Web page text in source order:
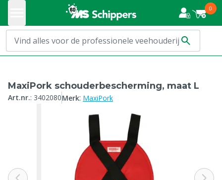
0
MaxiPork schouderbescherming, maat L
Art.nr.: 3402080Merk: MaxiPork